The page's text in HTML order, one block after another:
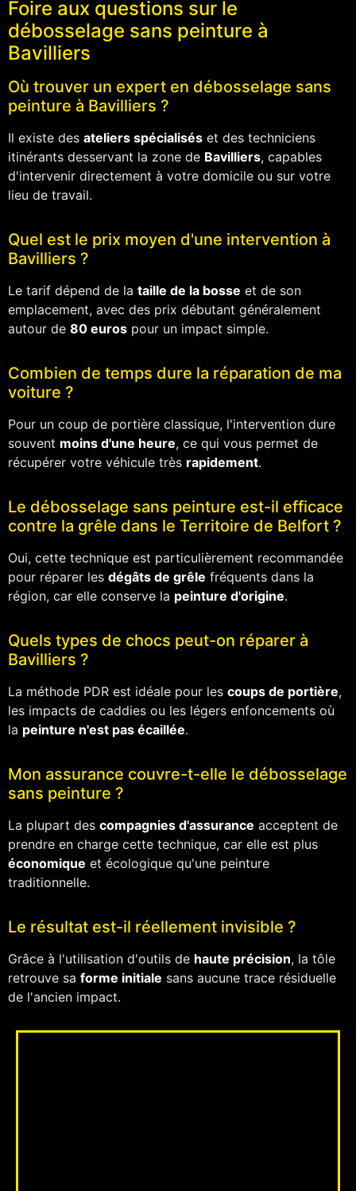
Foire aux questions sur le
débosselage sans peinture à
Bavilliers
Où trouver un expert en débosselage sans
peinture à Bavilliers ?
Il existe des ateliers spécialisés et des techniciens
itinérants desservant la zone de Bavilliers, capables
d'intervenir directement à votre domicile ou sur votre
lieu de travail.
Quel est le prix moyen d'une intervention à
Bavilliers ?
Le tarif dépend de la taille de la bosse et de son
emplacement, avec des prix débutant généralement
autour de 80 euros pour un impact simple.
Combien de temps dure la réparation de ma
voiture ?
Pour un coup de portière classique, l'intervention dure
souvent moins d'une heure, ce qui vous permet de
récupérer votre véhicule très rapidement.
Le débosselage sans peinture est-il efficace
contre la grêle dans le Territoire de Belfort ?
Oui, cette technique est particulièrement recommandée
pour réparer les dégâts de grêle fréquents dans la
région, car elle conserve la peinture d'origine.
Quels types de chocs peut-on réparer à
Bavilliers ?
La méthode PDR est idéale pour les coups de portière,
les impacts de caddies ou les légers enfoncements où
la peinture n'est pas écaillée.
Mon assurance couvre-t-elle le débosselage
sans peinture ?
La plupart des compagnies d'assurance acceptent de
prendre en charge cette technique, car elle est plus
économique et écologique qu'une peinture
traditionnelle.
Le résultat est-il réellement invisible ?
Grâce à l'utilisation d'outils de haute précision, la tôle
retrouve sa forme initiale sans aucune trace résiduelle
de l'ancien impact.